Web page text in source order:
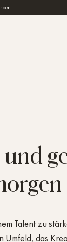
und
Talent zu
das